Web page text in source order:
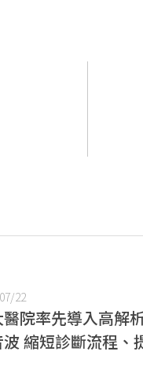
22
醫院率先導入高解
縮短診斷流程、